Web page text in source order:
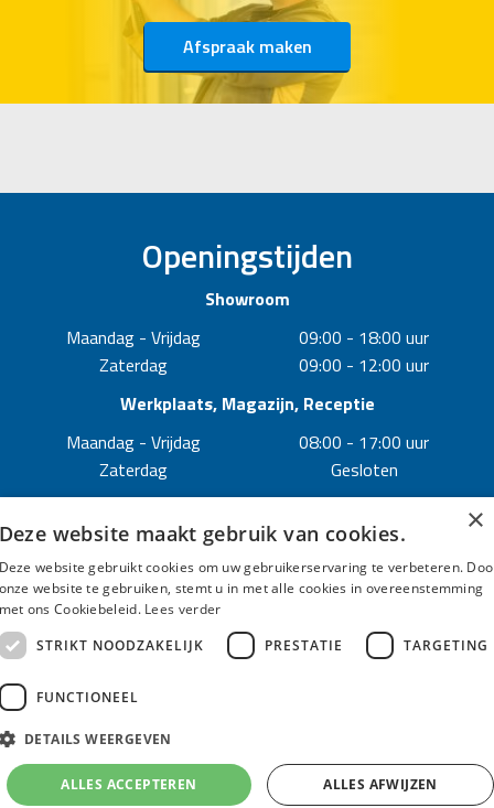
Afspraak maken
Openingstijden
Showroom
Maandag - Vrijdag
09:00 - 18:00 uur
Zaterdag
09:00 - 12:00 uur
Werkplaats, Magazijn, Receptie
Maandag - Vrijdag
08:00 - 17:00 uur
Zaterdag
Gesloten
Disclaimer
×
website maakt gebruik van cookies.
website gebruikt cookies om uw gebruikerservaring te verbeteren.
website te gebruiken, stemt u in met alle cookies in overeenstemming
ons Cookiebeleid. Lees verder
STRIKT NOODZAKELIJK
PRESTATIE TARGETING
FUNCTIONEEL
DETAILS WEERGEVEN
ALLES ACCEPTEREN ALLES AFWIJZEN